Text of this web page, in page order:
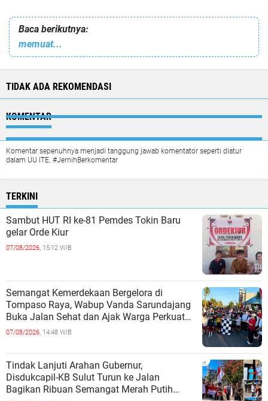
Baca berikutnya:
memuat...
TIDAK ADA REKOMENDASI
KOMENTAR
Komentar sepenuhnya menjadi tanggung jawab komentator seperti diatur
dalam UU ITE. #JernihBerkomentar
TERKINI
Sambut HUT RI ke-81 Pemdes Tokin Baru
gelar Orde Kiur
07/08/2026, 15:12 WIB
Semangat Kemerdekaan Bergelora di
Tompaso Raya, Wabup Vanda Sarundajang
Buka Jalan Sehat dan Ajak Warga Perkuat
Persatuan
07/08/2026, 14:48 WIB
Tindak Lanjuti Arahan Gubernur,
Disdukcapil-KB Sulut Turun ke Jalan
Bagikan Ribuan Semangat Merah Putih